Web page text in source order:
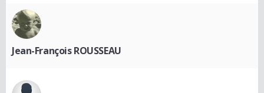
Jean-François ROUSSEAU